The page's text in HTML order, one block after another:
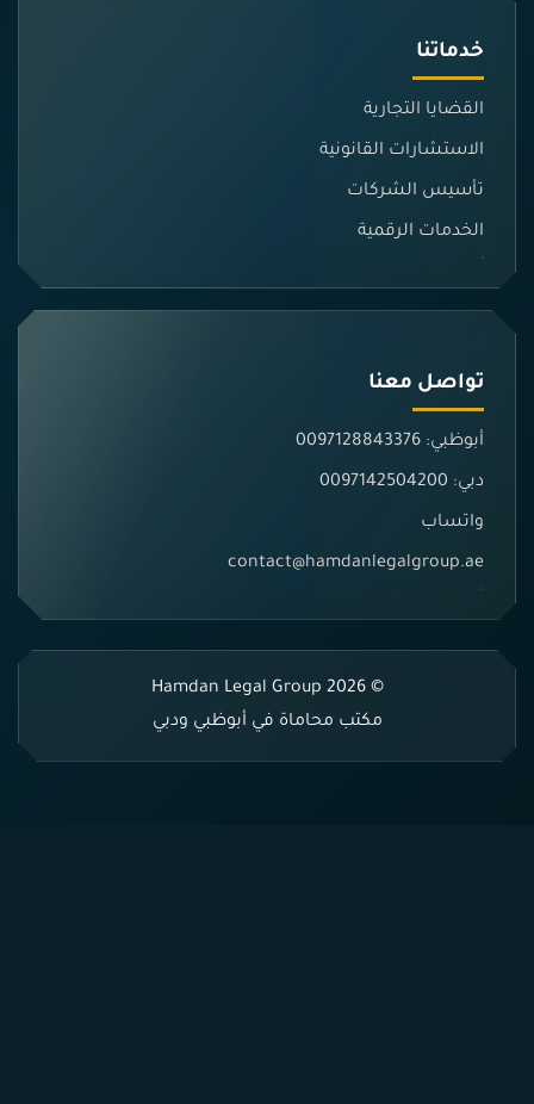
خدماتنا
القضايا التجارية
الاستشارات القانونية
تأسيس الشركات
الخدمات الرقمية
تواصل معنا
أبوظبي: 0097128843376
دبي: 0097142504200
واتساب
contact@hamdanlegalgroup.ae
© 2026 Hamdan Legal Group
مكتب محاماة في أبوظبي ودبي